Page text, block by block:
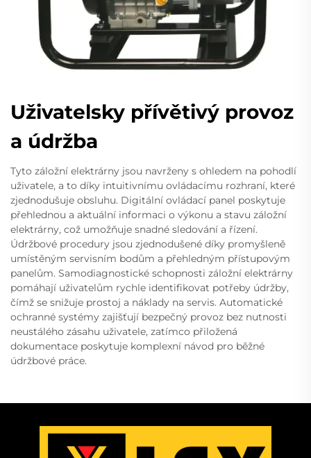
Uživatelsky přívětivý provoz
a údržba
Tyto záložní elektrárny jsou navrženy s ohledem na pohodlí
uživatele, a to díky intuitivnímu ovládacímu rozhraní, které
zjednodušuje obsluhu. Digitální ovládací panel poskytuje
přehlednou a aktuální informaci o výkonu a stavu záložní
elektrárny, což umožňuje snadné sledování a řízení.
Údržbové procedury jsou zjednodušené díky promyšleně
umístěným servisním bodům a přehledným přístupovým
panelům. Samodiagnostické schopnosti záložní elektrárny
pomáhají uživatelům rychle identifikovat potřeby údržby,
čímž se snižuje prostoj a náklady na servis. Automatické
ochranné systémy zajišťují bezpečný provoz bez nutnosti
neustálého zásahu uživatele, zatímco přiložená
dokumentace poskytuje komplexní návod pro běžné
údržbové práce.